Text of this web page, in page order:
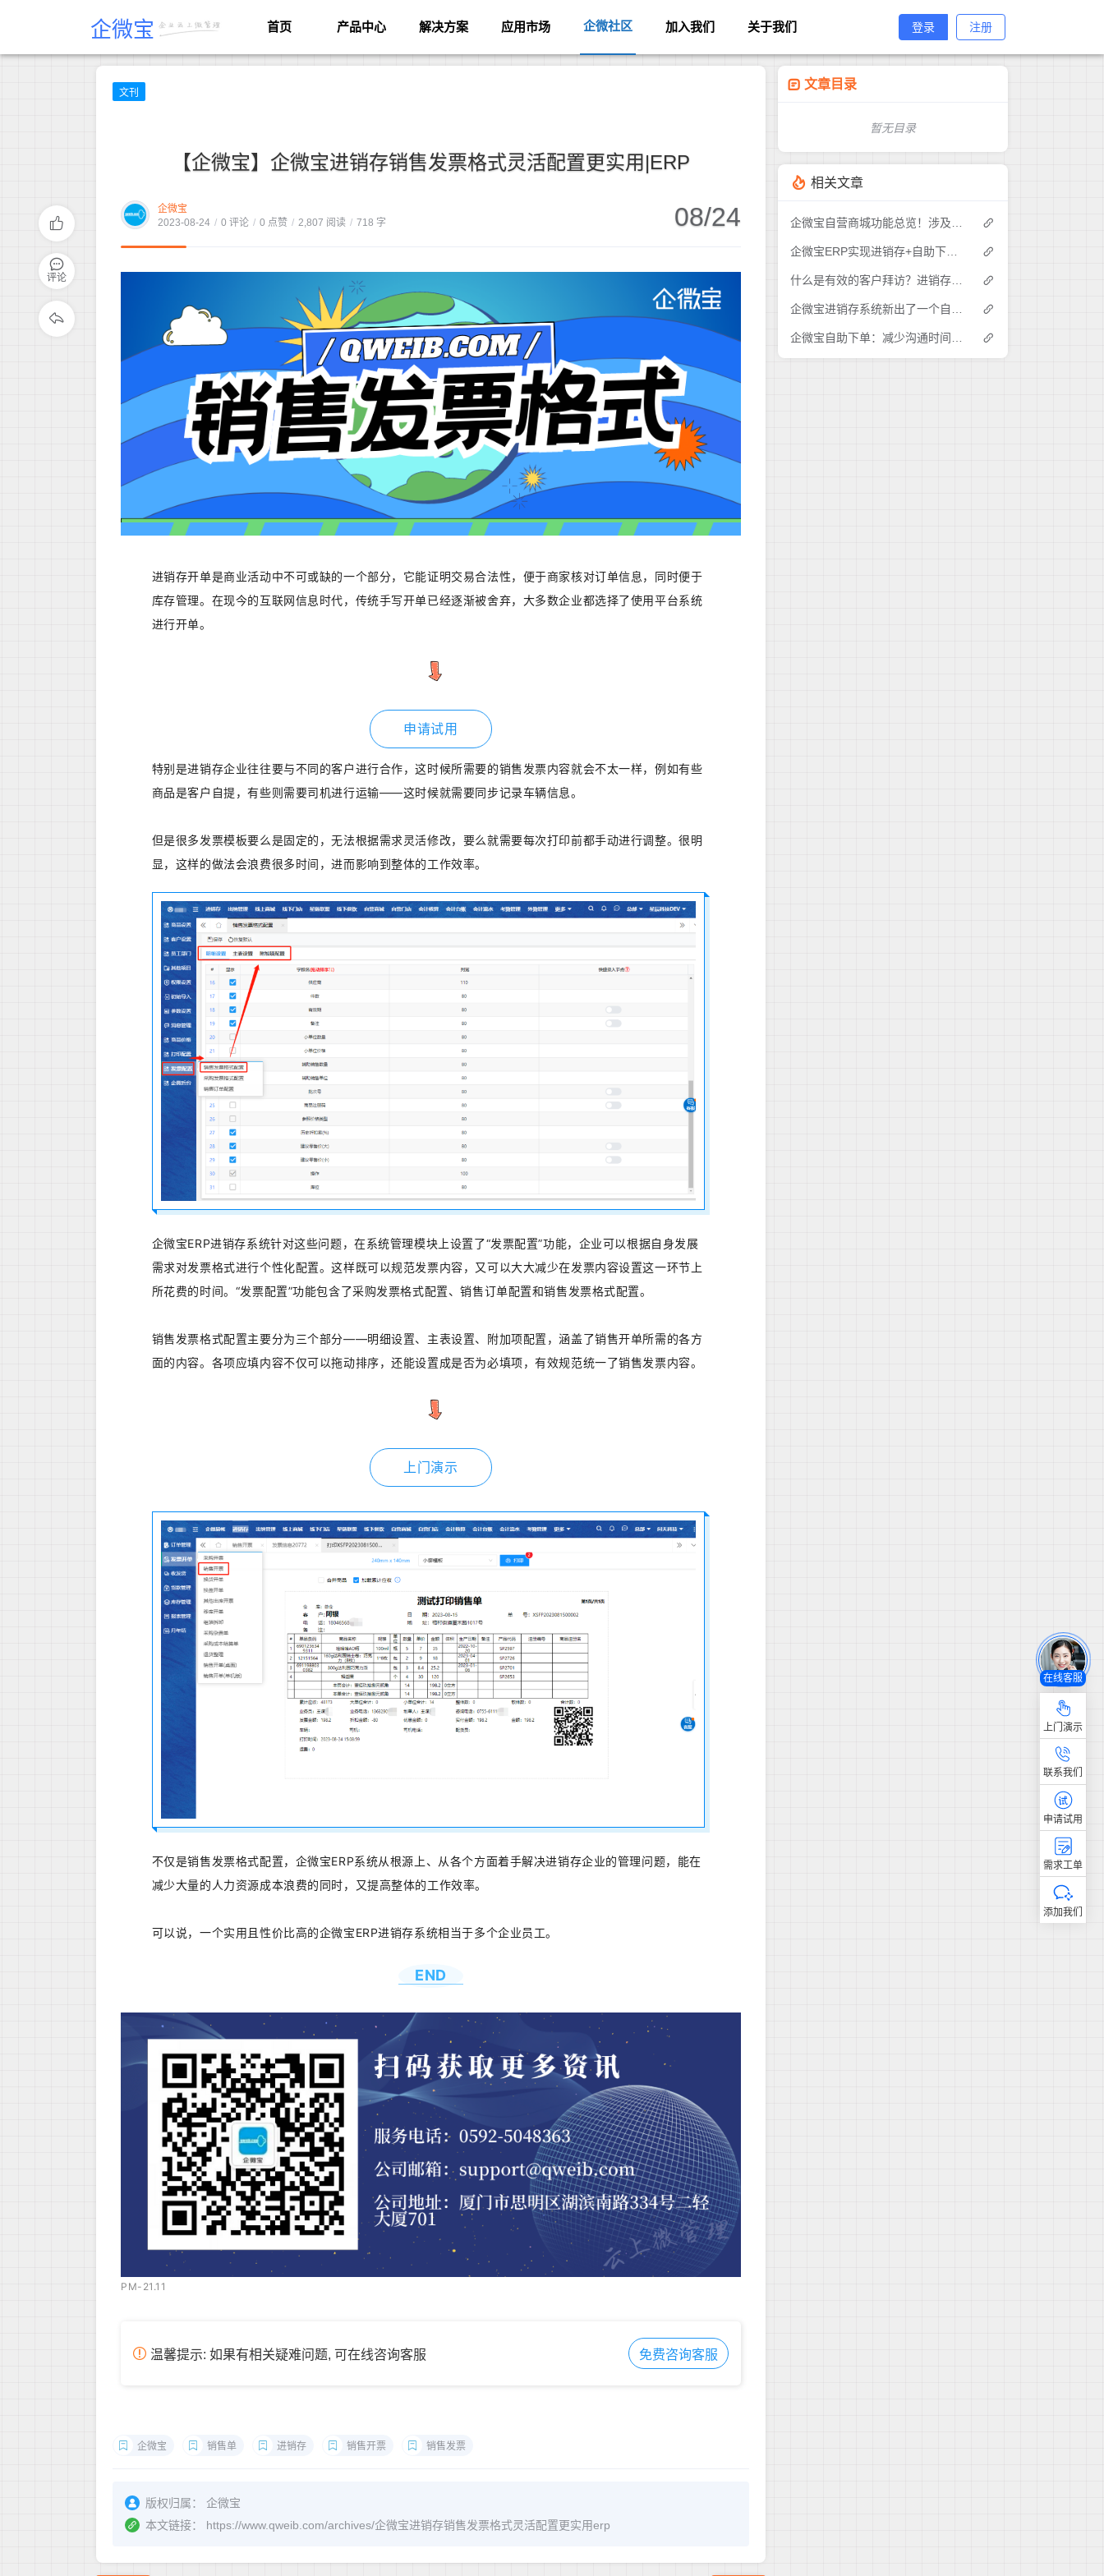
企微宝 首页 产品中心 解决方案 应用市场 企微社区 加入我们 关于我们 登录 注册
文刊
【企微宝】企微宝进销存销售发票格式灵活配置更实用|ERP
企微宝
2023-08-24 / 0 评论 / 0 点赞 / 2,807 阅读 / 718 字 08/24
进销存开单是商业活动中不可或缺的一个部分，它能证明交易合法性，便于商家核对订单信息，同时便于
库存管理。在现今的互联网信息时代，传统手写开单已经逐渐被舍弃，大多数企业都选择了使用平台系统
进行开单。
申请试用
特别是进销存企业往往要与不同的客户进行合作，这时候所需要的销售发票内容就会不太一样，例如有些
商品是客户自提，有些则需要司机进行运输——这时候就需要同步记录车辆信息。
但是很多发票模板要么是固定的，无法根据需求灵活修改，要么就需要每次打印前都手动进行调整。很明
显，这样的做法会浪费很多时间，进而影响到整体的工作效率。
企微宝ERP进销存系统针对这些问题，在系统管理模块上设置了“发票配置”功能，企业可以根据自身发展
需求对发票格式进行个性化配置。这样既可以规范发票内容，又可以大大减少在发票内容设置这一环节上
所花费的时间。“发票配置”功能包含了采购发票格式配置、销售订单配置和销售发票格式配置。
销售发票格式配置主要分为三个部分——明细设置、主表设置、附加项配置，涵盖了销售开单所需的各方
面的内容。各项应填内容不仅可以拖动排序，还能设置成是否为必填项，有效规范统一了销售发票内容。
上门演示
不仅是销售发票格式配置，企微宝ERP系统从根源上、从各个方面着手解决进销存企业的管理问题，能在
减少大量的人力资源成本浪费的同时，又提高整体的工作效率。
可以说，一个实用且性价比高的企微宝ERP进销存系统相当于多个企业员工。
END
PM-21.11
温馨提示: 如果有相关疑难问题, 可在线咨询客服 免费咨询客服
企微宝 销售单 进销存 销售开票 销售发票
版权归属：
企微宝
本文链接：
https://www.qweib.com/archives/企微宝进销存销售发票格式灵活配置更实用erp
评论
文章目录
暂无目录
相关文章
在线客服
上门演示
联系我们
申请试用
需求工单
添加我们